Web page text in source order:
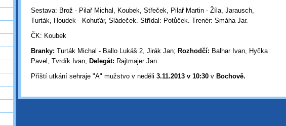
Sestava: Brož - Pilař Michal, Koubek, Střeček, Pilař Martin - Žíla, Jarausch,
Turták, Houdek - Kohuťár, Sládeček. Střídal: Potůček. Trenér: Smáha Jar.
ČK: Koubek
Branky: Turták Michal - Ballo Lukáš 2, Jirák Jan; Rozhodčí: Balhar Ivan, Hyčka
Pavel, Tvrdík Ivan; Delegát: Rajtmajer Jan.
Příští utkání sehraje "A" mužstvo v neděli 3.11.2013 v 10:30 v Bochově.